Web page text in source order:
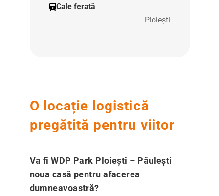
O locație logistică
pregătită pentru viitor
Va fi WDP Park Ploiești – Păulești
noua casă pentru afacerea
dumneavoastră?
Cale ferată
Ploiești